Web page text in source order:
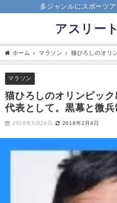
多ジャンルにスポーツ
アスリー
ホーム マラソン
猫ひろしのオリ
て。黒幕と微兵制
マラソン
猫ひろしのオリンピッ
代表として。黒幕と微兵
2016年5月24日 2018年2月4日